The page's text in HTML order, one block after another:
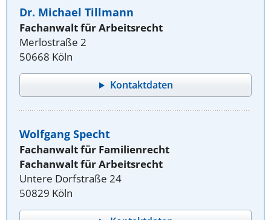
Dr. Michael Tillmann
Fachanwalt für Arbeitsrecht
Merlostraße 2
50668 Köln
Kontaktdaten
Wolfgang Specht
Fachanwalt für Familienrecht
Fachanwalt für Arbeitsrecht
Untere Dorfstraße 24
50829 Köln